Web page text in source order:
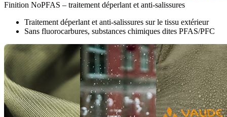
Finition NoPFAS – traitement déperlant et anti-salissures
Traitement déperlant et anti-salissures sur le tissu extérieur
Sans fluorocarbures, substances chimiques dites PFAS/PFC